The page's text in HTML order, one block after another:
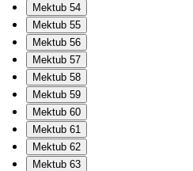
Mektub 54
Mektub 55
Mektub 56
Mektub 57
Mektub 58
Mektub 59
Mektub 60
Mektub 61
Mektub 62
Mektub 63